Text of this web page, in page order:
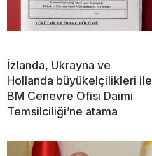
İzlanda, Ukrayna ve
Hollanda büyükelçilikleri ile
BM Cenevre Ofisi Daimi
Temsilciliği’ne atama